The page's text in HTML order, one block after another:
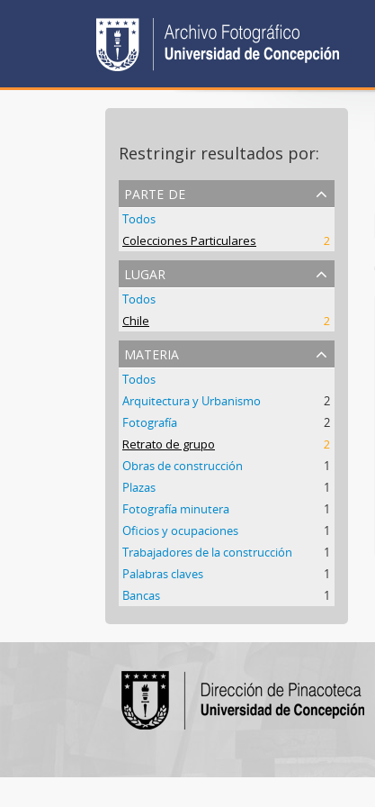
Restringir resultados por:
parte de
Todos
Colecciones Particulares
2
lugar
Todos
Chile
2
materia
Todos
Arquitectura y Urbanismo
2
Fotografía
2
Retrato de grupo
2
Obras de construcción
1
Plazas
1
Fotografía minutera
1
Oficios y ocupaciones
1
Trabajadores de la construcción
1
Palabras claves
1
Bancas
1